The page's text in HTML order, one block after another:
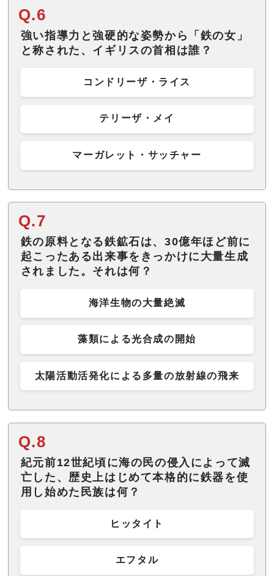
Q.6
強い指導力と強硬的な姿勢から「鉄の女」
と称された、イギリスの首相は誰？
コンドリーザ・ライス
テリーザ・メイ
マーガレット・サッチャー
Q.7
鉄の原料となる鉄鉱石は、30億年ほど前に
起こったある出来事をきっかけに大量生成
されました。それは何？
海洋生物の大量絶滅
藻類による光合成の開始
太陽活動活発化による多量の放射線の飛来
Q.8
紀元前12世紀頃に海の民の侵入によって滅
亡した、歴史上はじめて本格的に鉄器を使
用し始めた民族は何？
ヒッタイト
エフタル